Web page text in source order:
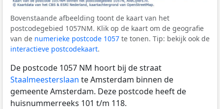
Bovenstaande afbeelding toont de kaart van het
postcodegebied 1057NM. Klik op de kaart om de geografie
van de numerieke postcode 1057 te tonen. Tip: bekijk ook de
interactieve postcodekaart.
De postcode 1057 NM hoort bij de straat
Staalmeesterslaan te Amsterdam binnen de
gemeente Amsterdam. Deze postcode heeft de
huisnummerreeks 101 t/m 118.